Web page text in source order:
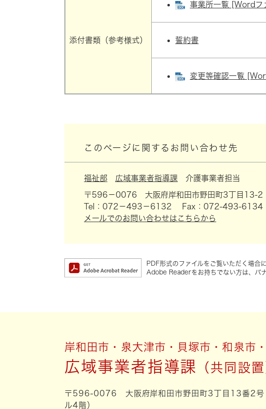
添付書類（参考様式）
事業所一覧 [Wordフ
誓約書
変更等確認一覧
このページに関するお問い合わせ先
福祉部 広域事業者指導課 介護事業者担当
〒596－0076
大阪府岸和田市野田町3丁目13-
Tel：072－493－6132
Fax：072-493-6134
メールでのお問い合わせはこちらから
PDF形式のファイルをご覧いただく場合
Adobe Readerをお持ちでない方は、バ
岸和田市・泉大津市・貝塚市・和泉市
広域事業者指導課
〒596-0076 大阪府岸和田市野田町3丁目13番2号
ル4階）